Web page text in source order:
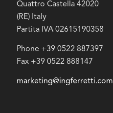
Quattro Castella 42020
(RE) Italy
Partita IVA 02615190358
Phone +39 0522 887397
Fax +39 0522 888147
marketing@ingferretti.com